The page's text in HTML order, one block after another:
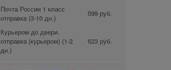
Почта России 1 класс
отправка (3-10 дн.)
599 руб.
Курьером до двери.
отправка (курьером) (1-2
дн.)
623 руб.